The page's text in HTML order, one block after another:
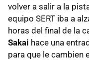
volver a salir a la
equipo SERT iba a
horas del final de la
Sakai hace una
para que le cambien